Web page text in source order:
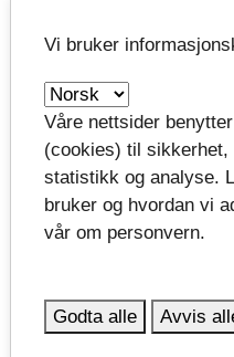
Illustrasjon som viser
Lasse Haugland,
fylkeskommunen
våren. Det er foreløpig
før til høsten, etter at
Vi bruker
Våre nettsider
(cookies) til sikkerhet,
statistikk og analyse.
bruker og hvordan vi
vår om personvern.
Godta alle Avvis